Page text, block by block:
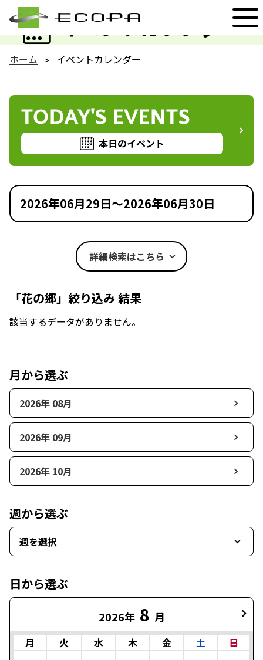
イベントカレンダー
EVENT
ホーム イベントカレンダー
TODAY'S EVENTS
本日のイベント
2026年06月29日～2026年06月30日
詳細検索はこちら
「花の郷」絞り込み 結果
該当するデータがありません。
月から選ぶ
2026年 08月
2026年 09月
2026年 10月
週から選ぶ
週を選択
日から選ぶ
2026年 8 月
月 火 水 木 金 土
日